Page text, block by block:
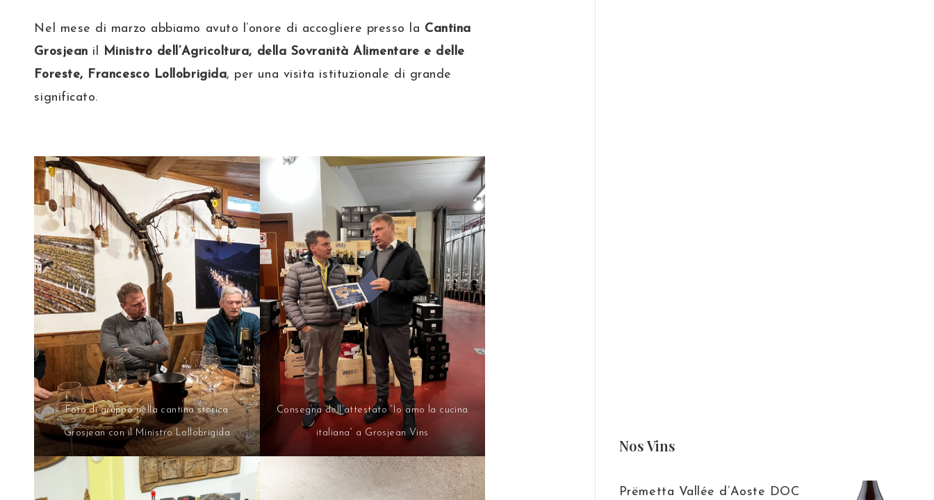
Nel mese di marzo abbiamo avuto l’onore di accogliere presso la Cantina
Grosjean il Ministro dell’Agricoltura, della Sovranità Alimentare e delle
Foreste, Francesco Lollobrigida, per una visita istituzionale di grande
significato.
Foto di gruppo nella cantina storica
Grosjean con il Ministro Lollobrigida
Consegna dell’attestato “Io amo la cucina
italiana” a Grosjean Vins
Nos Vins
Prëmetta Vallée d’Aoste DOC